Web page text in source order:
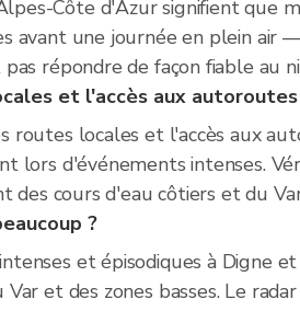
Côte d'Azur signifient que
avant une journée en plein
répondre de façon fiable au
et l'accès aux autoroutes
routes locales et l'accès aux
lors d'événements intenses.
cours d'eau côtiers et du
?
et épisodiques à Digne
et des zones basses. Le